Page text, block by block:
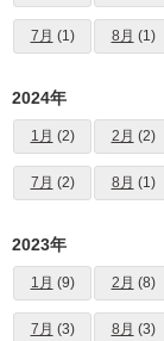
7月 (1) 8月 (1)
2024年
1月 (2) 2月 (2)
7月 (2) 8月 (1)
2023年
1月 (9) 2月 (8)
7月 (3) 8月 (3)